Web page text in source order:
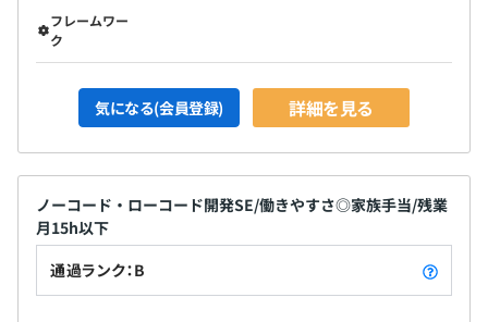
フレームワー
ク
気になる(会員登録) 詳細を見る
ノーコード・ローコード開発SE/働きやすさ◎家族手当/残業
月15h以下
通過ランク：B